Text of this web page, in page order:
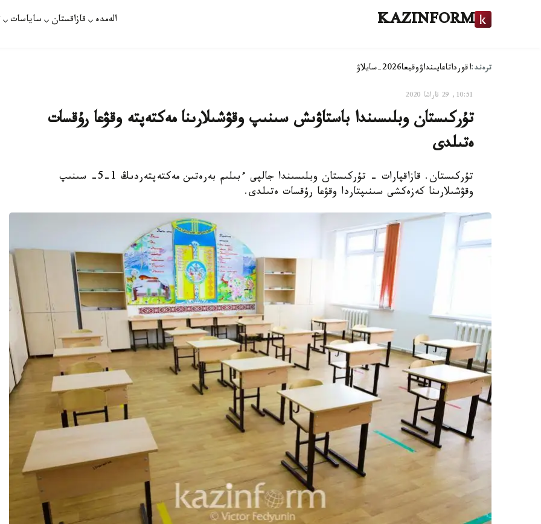
KAZINFORM الەمدە قازاقستان ساياسات
ترەند:اقورداتاعايىنداۋوقيعا2026-سايلاۋ
10:51, 29 قاراشا 2020
تۇركىستان وبلىسىندا باستاۋىش سىنىپ وقۋشىلارىنا مەكتەپتە وقۋعا رۇقسات
ەتىلدى
تۇركىستان. قازاقپارات - تۇركىستان وبلىسىندا جالپى ءبىلىم بەرەتىن مەكتەپتەردىڭ 1-5- سىنىپ
وقۋشىلارىنا كەزەكشى سىنىپتاردا وقۋعا رۇقسات ەتىلدى.